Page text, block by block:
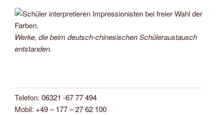
Werke, die beim deutsch-chinesischen Schüleraustausch
entstanden.
Telefon: 06321 -67 77 494
Mobil: +49 – 177 – 27 62 100